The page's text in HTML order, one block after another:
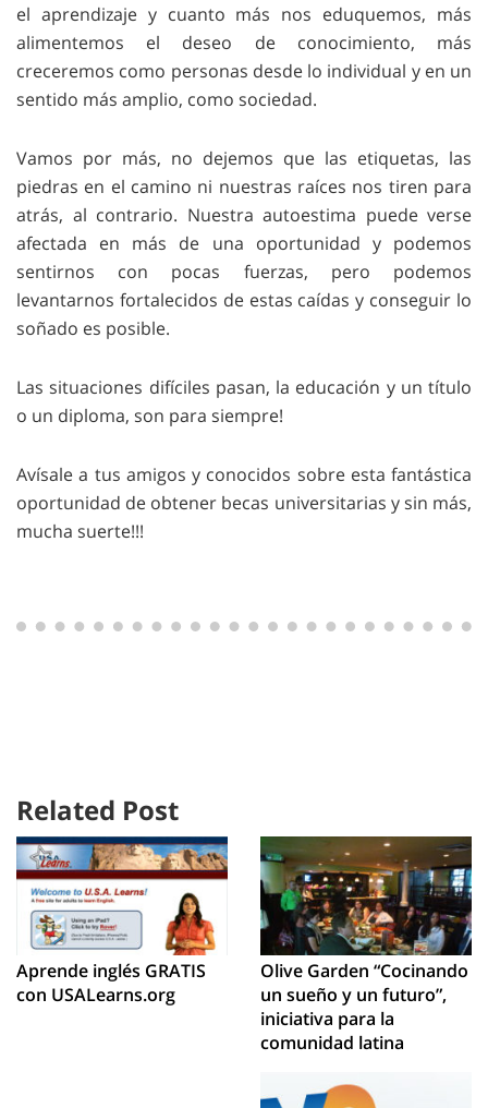
el aprendizaje y cuanto más nos eduquemos, más
alimentemos el deseo de conocimiento, más
creceremos como personas desde lo individual y en un
sentido más amplio, como sociedad.
Vamos por más, no dejemos que las etiquetas, las
piedras en el camino ni nuestras raíces nos tiren para
atrás, al contrario. Nuestra autoestima puede verse
afectada en más de una oportunidad y podemos
sentirnos con pocas fuerzas, pero podemos
levantarnos fortalecidos de estas caídas y conseguir lo
soñado es posible.
Las situaciones difíciles pasan, la educación y un título
o un diploma, son para siempre!
Avísale a tus amigos y conocidos sobre esta fantástica
oportunidad de obtener becas universitarias y sin más,
mucha suerte!!!
Related Post
Aprende inglés GRATIS
con USALearns.org
Olive Garden “Cocinando
un sueño y un futuro”,
iniciativa para la
comunidad latina